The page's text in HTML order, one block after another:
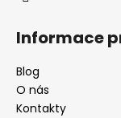
Informace
Blog
O nás
Kontakty